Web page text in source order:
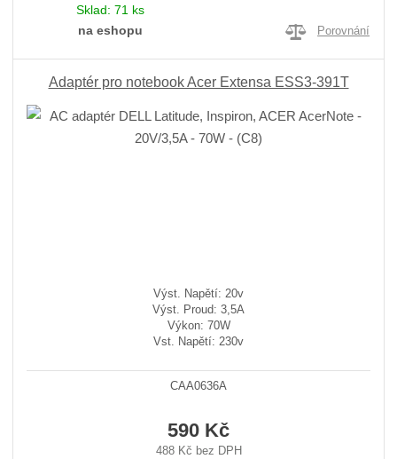
Sklad: 71 ks
na eshopu
Porovnání
Adaptér pro notebook Acer Extensa ESS3-391T
Výst. Napětí: 20v
Výst. Proud: 3,5A
Výkon: 70W
Vst. Napětí: 230v
CAA0636A
590 Kč
488 Kč bez DPH